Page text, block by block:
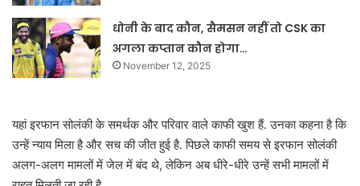
धोनी के बाद कौन, सैमसन नहीं तो CSK का
अगला कप्तान कौन होगा…
November 12, 2025
यहां इरफान सोलंकी के समर्थक और परिवार वाले काफी खुश हैं. उनका कहना है कि
उन्हें न्याय मिला है और सच की जीत हुई है. पिछले काफी समय से इरफान सोलंकी
अलग-अलग मामलों में जेल में बंद थे, लेकिन अब धीरे-धीरे उन्हें सभी मामलों में